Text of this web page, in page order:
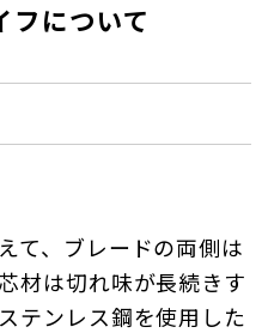
フについて
て、ブレードの両側は
材は切れ味が長続きす
テンレス鋼を使用した